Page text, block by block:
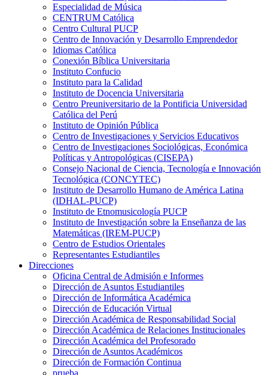
Especialidad de Música
CENTRUM Católica
Centro Cultural PUCP
Centro de Innovación y Desarrollo Emprendedor
Idiomas Católica
Conexión Bíblica Universitaria
Instituto Confucio
Instituto para la Calidad
Instituto de Docencia Universitaria
Centro Preuniversitario de la Pontificia Universidad
Católica del Perú
Instituto de Opinión Pública
Centro de Investigaciones y Servicios Educativos
Centro de Investigaciones Sociológicas, Económica
Políticas y Antropológicas (CISEPA)
Consejo Nacional de Ciencia, Tecnología e Innovación
Tecnológica (CONCYTEC)
Instituto de Desarrollo Humano de América Latina
(IDHAL-PUCP)
Instituto de Etnomusicología PUCP
Instituto de Investigación sobre la Enseñanza de las
Matemáticas (IREM-PUCP)
Centro de Estudios Orientales
Representantes Estudiantiles
Direcciones
Oficina Central de Admisión e Informes
Dirección de Asuntos Estudiantiles
Dirección de Informática Académica
Dirección de Educación Virtual
Dirección Académica de Responsabilidad Social
Dirección Académica de Relaciones Institucionales
Dirección Académica del Profesorado
Dirección de Asuntos Académicos
Dirección de Formación Continua
prueba